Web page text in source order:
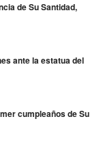
de Su Santidad,
ante la estatua del
cumpleaños de Su